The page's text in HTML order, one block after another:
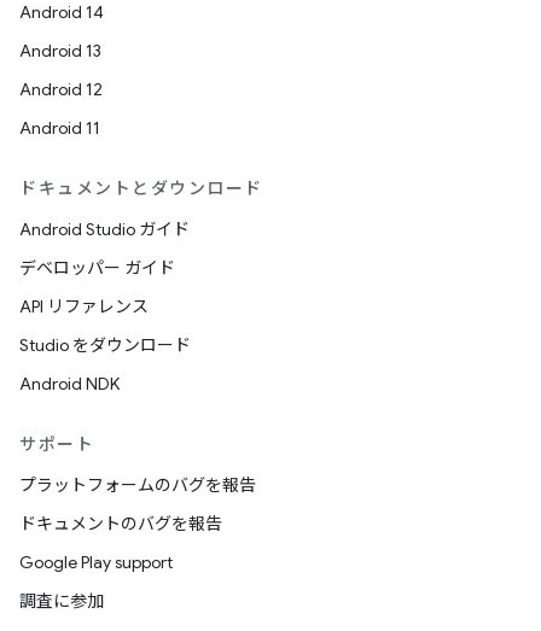
Android 14
Android 13
Android 12
Android 11
ドキュメントとダウンロード
Android Studio ガイド
デベロッパー ガイド
API リファレンス
Studio をダウンロード
Android NDK
サポート
プラットフォームのバグを報告
ドキュメントのバグを報告
Google Play support
調査に参加